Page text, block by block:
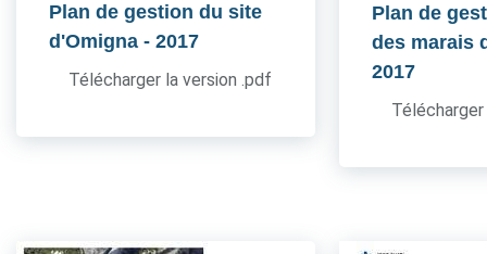
Plan de gestion du site
d'Omigna - 2017
Télécharger la version .pdf
Plan de
des marais
2017